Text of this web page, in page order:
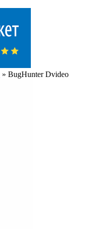
» BugHunter Dvideo